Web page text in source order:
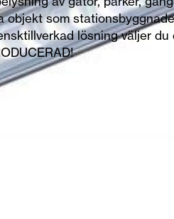
objekt som
lösning väljer